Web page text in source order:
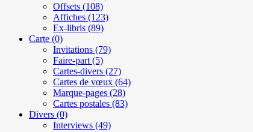
Offsets (108)
Affiches (123)
Ex-libris (89)
Carte (0)
Invitations (79)
Faire-part (5)
Cartes-divers (27)
Cartes de vœux (64)
Marque-pages (28)
Cartes postales (83)
Divers (0)
Interviews (49)